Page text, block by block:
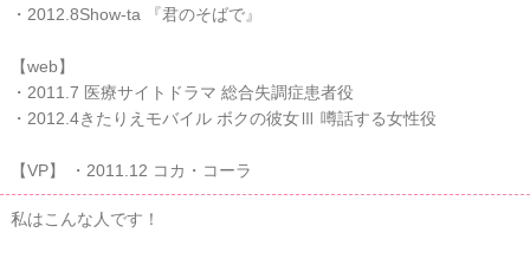
・2012.8Show-ta 『君のそばで』
【web】
・2011.7 医療サイトドラマ 総合失調症患者役
・2012.4きたりえモバイル ボクの彼女Ⅲ 噂話する女性役
【VP】 ・2011.12 コカ・コーラ
私はこんな人です！